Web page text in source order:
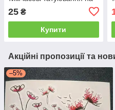
тіло, тимчасовий малюнок
на тіло
25 ₴
Купити
Акційні пропозиції та
–5%